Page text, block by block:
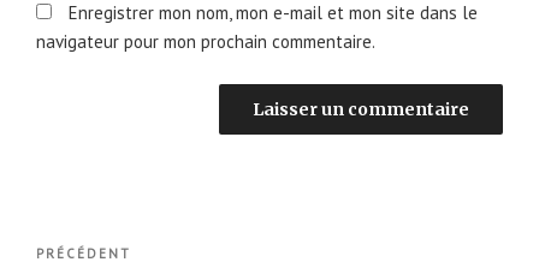
Enregistrer mon nom, mon e-mail et mon site dans le
navigateur pour mon prochain commentaire.
Navigation
Article
PRÉCÉDENT